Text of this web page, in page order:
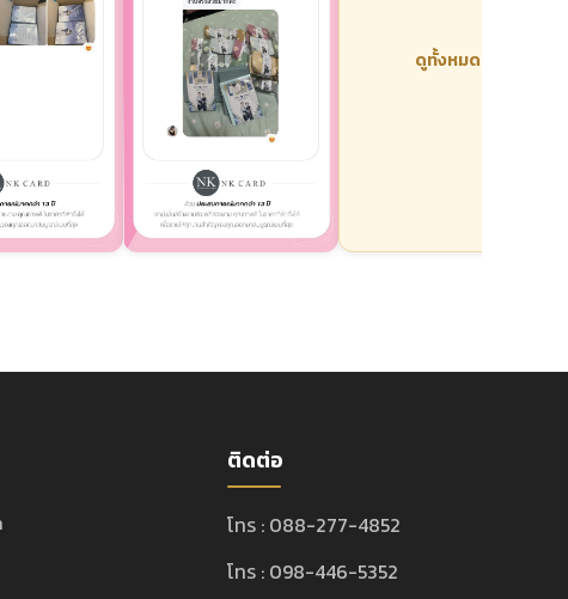
ดูทั้งหมด
ติดต่อ
โทร : 088-277-4852
โทร : 098-446-5352